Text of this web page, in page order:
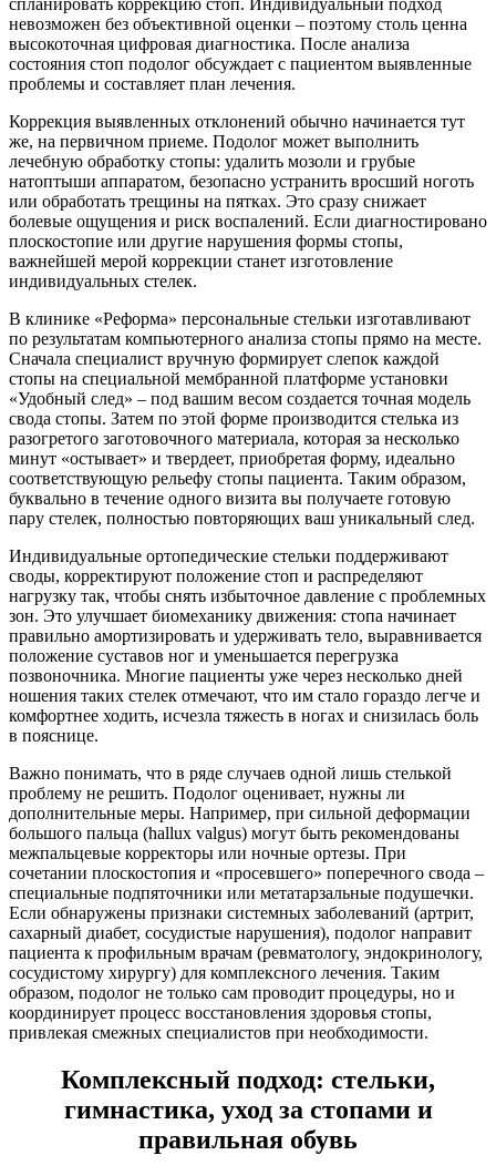
спланировать коррекцию стоп. Индивидуальный подход
невозможен без объективной оценки – поэтому столь ценна
высокоточная цифровая диагностика. После анализа
состояния стоп подолог обсуждает с пациентом выявленные
проблемы и составляет план лечения.
Коррекция выявленных отклонений обычно начинается тут
же, на первичном приеме. Подолог может выполнить
лечебную обработку стопы: удалить мозоли и грубые
натоптыши аппаратом, безопасно устранить вросший ноготь
или обработать трещины на пятках. Это сразу снижает
болевые ощущения и риск воспалений. Если диагностировано
плоскостопие или другие нарушения формы стопы,
важнейшей мерой коррекции станет изготовление
индивидуальных стелек.
В клинике «Реформа» персональные стельки изготавливают
по результатам компьютерного анализа стопы прямо на месте.
Сначала специалист вручную формирует слепок каждой
стопы на специальной мембранной платформе установки
«Удобный след» – под вашим весом создается точная модель
свода стопы. Затем по этой форме производится стелька из
разогретого заготовочного материала, которая за несколько
минут «остывает» и твердеет, приобретая форму, идеально
соответствующую рельефу стопы пациента. Таким образом,
буквально в течение одного визита вы получаете готовую
пару стелек, полностью повторяющих ваш уникальный след.
Индивидуальные ортопедические стельки поддерживают
своды, корректируют положение стоп и распределяют
нагрузку так, чтобы снять избыточное давление с проблемных
зон. Это улучшает биомеханику движения: стопа начинает
правильно амортизировать и удерживать тело, выравнивается
положение суставов ног и уменьшается перегрузка
позвоночника. Многие пациенты уже через несколько дней
ношения таких стелек отмечают, что им стало гораздо легче и
комфортнее ходить, исчезла тяжесть в ногах и снизилась боль
в пояснице.
Важно понимать, что в ряде случаев одной лишь стелькой
проблему не решить. Подолог оценивает, нужны ли
дополнительные меры. Например, при сильной деформации
большого пальца (hallux valgus) могут быть рекомендованы
межпальцевые корректоры или ночные ортезы. При
сочетании плоскостопия и «просевшего» поперечного свода –
специальные подпяточники или метатарзальные подушечки.
Если обнаружены признаки системных заболеваний (артрит,
сахарный диабет, сосудистые нарушения), подолог направит
пациента к профильным врачам (ревматологу, эндокринологу,
сосудистому хирургу) для комплексного лечения. Таким
образом, подолог не только сам проводит процедуры, но и
координирует процесс восстановления здоровья стопы,
привлекая смежных специалистов при необходимости.
Комплексный подход: стельки,
гимнастика, уход за стопами и
правильная обувь